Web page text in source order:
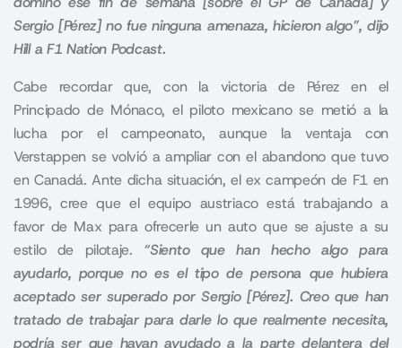
Sergio [Pérez] no fue ninguna amenaza, hicieron algo”, dijo
Hill a F1 Nation Podcast.
Cabe recordar que, con la victoria de Pérez en el
Principado de Mónaco, el piloto mexicano se metió a la
lucha por el campeonato, aunque la ventaja con
Verstappen se volvió a ampliar con el abandono que tuvo
en Canadá. Ante dicha situación, el ex campeón de F1 en
1996, cree que el equipo austriaco está trabajando a
favor de Max para ofrecerle un auto que se ajuste a su
estilo de pilotaje. “Siento que han hecho algo para
ayudarlo, porque no es el tipo de persona que hubiera
aceptado ser superado por Sergio [Pérez]. Creo que han
tratado de trabajar para darle lo que realmente necesita,
podría ser que hayan ayudado a la parte delantera del